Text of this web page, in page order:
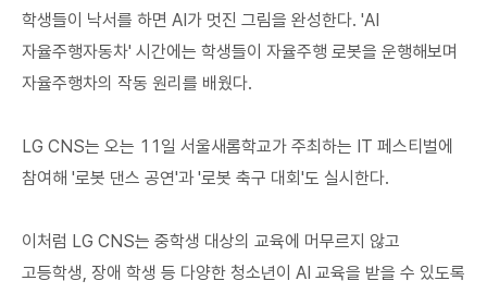
학생들이 낙서를 하면 AI가 멋진 그림을 완성한다. 'AI
자율주행자동차' 시간에는 학생들이 자율주행 로봇을 운행해보며
자율주행차의 작동 원리를 배웠다.
LG CNS는 오는 11일 서울새롬학교가 주최하는 IT 페스티벌에
참여해 '로봇 댄스 공연'과 '로봇 축구 대회'도 실시한다.
이처럼 LG CNS는 중학생 대상의 교육에 머무르지 않고
고등학생, 장애 학생 등 다양한 청소년이 AI 교육을 받을 수 있도록